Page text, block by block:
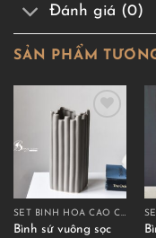
Đánh giá (0)
SẢN PHẨM
SET BÌNH HOA CAO CẤP
Bình sứ vuông sọc